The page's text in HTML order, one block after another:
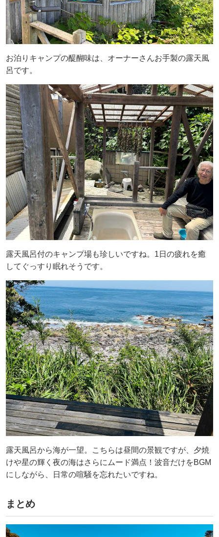
お泊りキャンプの醍醐味は、オーナーさんお手製の露天風
呂です。
露天風呂付のキャンプ場も珍しいですね。1日の疲れを癒
してぐっすり眠れそうです。
露天風呂から海が一望。こちらは昼間の景観ですが、夕焼
けや星の輝く夜の海はさらにムード満点！波音だけをBGM
にしながら、日常の喧騒を忘れたいですね。
まとめ